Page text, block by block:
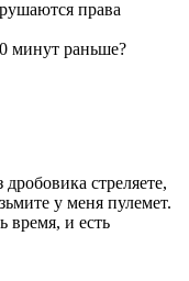
права
минут раньше?
стреляете,
у меня пулемет.
время, и есть